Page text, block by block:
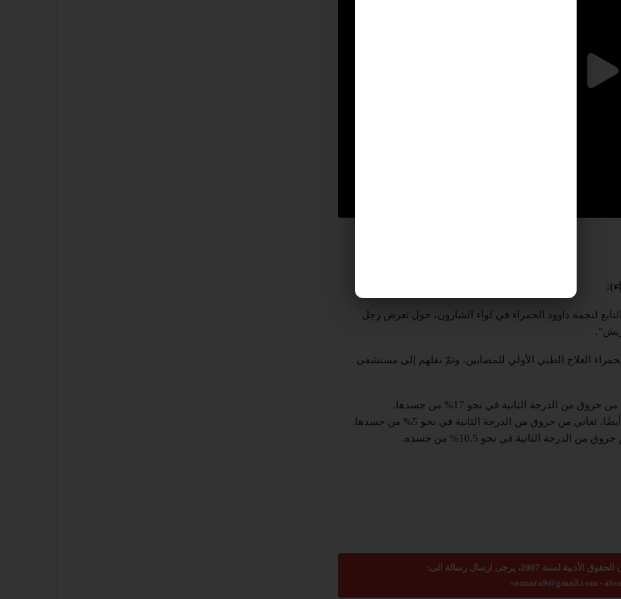
في تمام الساعة 16:16، ورد بلاغ إلى مركز الطوارئ 101 التابع لنجمة داوود الحمراء في لواء الشارون، حول تعرض رجل
العلاج الطبي الأولي للمصابين، وتمّ نقلهم إلى مستشفى
sonnara9@gmail.com -